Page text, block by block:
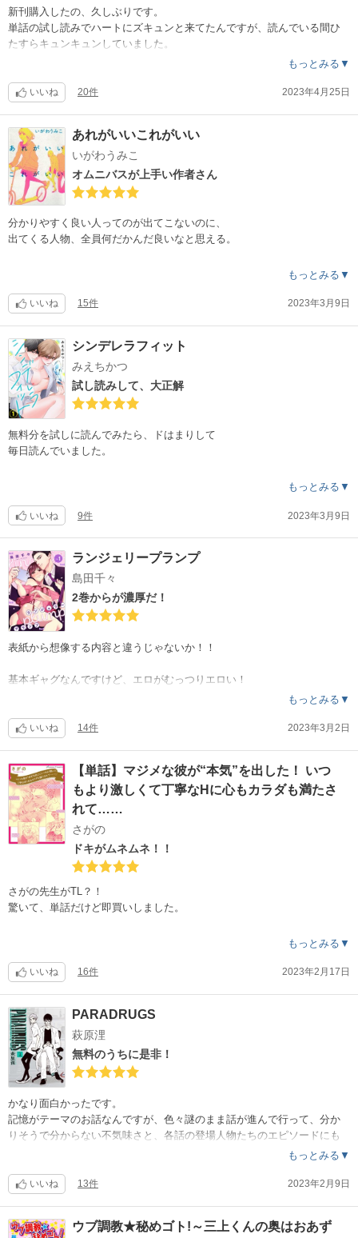
とても色っぽかったです。
とても、すき。とても、良いです。
新刊購入したの、久しぶりです。
単話の試し読みでハートにズキュンと来てたんですが、読んでいる間ひ
たすらキュンキュンしていました。
話の結末が見えていても、そこに辿り着くまでに散りばめられたキュン
それでも爽快な面白さがあって、受けのミヅキもそれに負けない魅力的
なキャラクターでクセになる２人。
二人の噛み合わなさが逆に良くて、空回るやり取りが不思議と楽しい。
笑いが入るタイミングも、全く話の邪魔にならず良かった。
そして、そんなチグハグな２人が迎える結末が…。
まるで発売を待っていた自分へのご褒美の様でした。
BLがくれる、この多幸感！
皆さん仰る様に続編を希望します！！
話もどんどん読ませる面白さだから、ちょっと興奮気味でちゃんと読め
ていない気がします。
これから毎日読んで、じっくり身体に染み渡らせようと思います。
もっとみる▼
いいね 20件 2023年4月25日
あれがいいこれがいい
いがわうみこ
オムニバスが上手い作者さん
分かりやすく良い人ってのが出てこないのに、
出てくる人物、全員何だかんだ良いなと思える。
オムニバス形式ですが、話が繋がって時間が流れて行きます。
各話のタイトル。
あれがいい、これがいい、
どれがいい…それがいい。
読んだら格別な気持ちで理解できます。
もっとみる▼
いいね 15件 2023年3月9日
シンデレラフィット
みえちかつ
試し読みして、大正解
無料分を試しに読んでみたら、ドはまりして
毎日読んでいました。
攻め君がなかなかな無神経っぷりですが、
両想いから遠い二人が、これからどう変化するのか
楽しみで仕方ないです。
顔面が好みなので、盲目になってるかもしれませんが。
どうやら6話で完結している様なので、1冊にまとまるのが本当に楽しみ
です。
いつになるかなぁ…！
『保健室でのヒミツのバイト』もそちらで読めます。
どちらのお話も可愛くて面白くて、そして一途な純愛なのにエッチです
！！
もっとみる▼
いいね 9件 2023年3月9日
ランジェリープランプ
島田千々
2巻からが濃厚だ！
表紙から想像する内容と違うじゃないか！！
基本ギャグなんですけど、エロがむっつりエロい！
もうカワイイ福次郎が何だかんだで、あーだこーだなっていく過程がす
ごくドキドキワクワクする。
どんどん流されて行け！
今1巻無料ですけど、2巻からが毎話面白いやらエロいやら。
買って読むことをオススメします！
4巻はまさかの切ない来た！
早く続きをお願いよ！！
もっとみる▼
いいね 14件 2023年3月2日
【単話】マジメな彼が“本気”を出した！ いつ
もより激しくて丁寧なHに心もカラダも満たさ
れて……
さがの
ドキがムネムネ！！
さがの先生がTL？！
驚いて、単話だけど即買いしました。
女の子の胸が控えめで逆にリアル。
さすが！！
続き出ないかなと思ったら、アンソロジーの1作でした。
これっきりでなく、TLもっと描いてほしいです。
さとまる先生もそうだけど、BLもTLも面白い。
今後も期待して待っています！
もっとみる▼
いいね 16件 2023年2月17日
PARADRUGS
萩原浬
無料のうちに是非！
かなり面白かったです。
記憶がテーマのお話なんですが、色々謎のまま話が進んで行って、分か
りそうで分からない不気味さと、各話の登場人物たちのエピソードにも
ジーンと来るものがあって、地味にずっとドキドキしていました。
絵もすごく好き。
大丈夫。
もっとみる▼
いいね 13件 2023年2月9日
ウブ調教★秘めゴト!～三上くんの奥はおあず